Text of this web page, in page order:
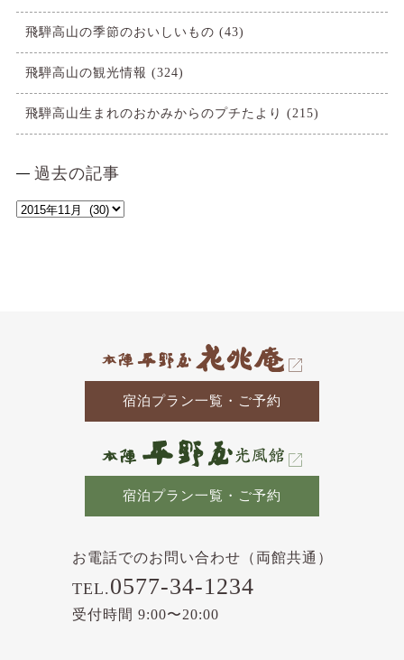
飛騨高山の季節のおいしいもの (43)
飛騨高山の観光情報 (324)
飛騨高山生まれのおかみからのプチたより (215)
過去の記事
過
宿泊プラン一覧・ご予約
宿泊プラン一覧・ご予約
お電話でのお問い合わせ（両館共通）
TEL.0577-34-1234
受付時間 9:00〜20:00